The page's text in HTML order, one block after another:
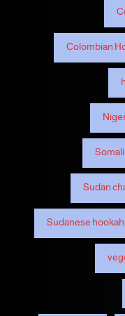
Colombian
Sudan
Sudanese